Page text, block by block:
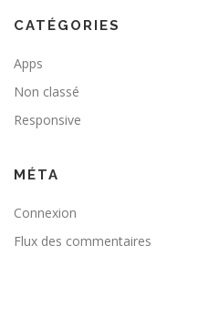
CATÉGORIES
Apps
Non classé
Responsive
MÉTA
Connexion
Flux des commentaires